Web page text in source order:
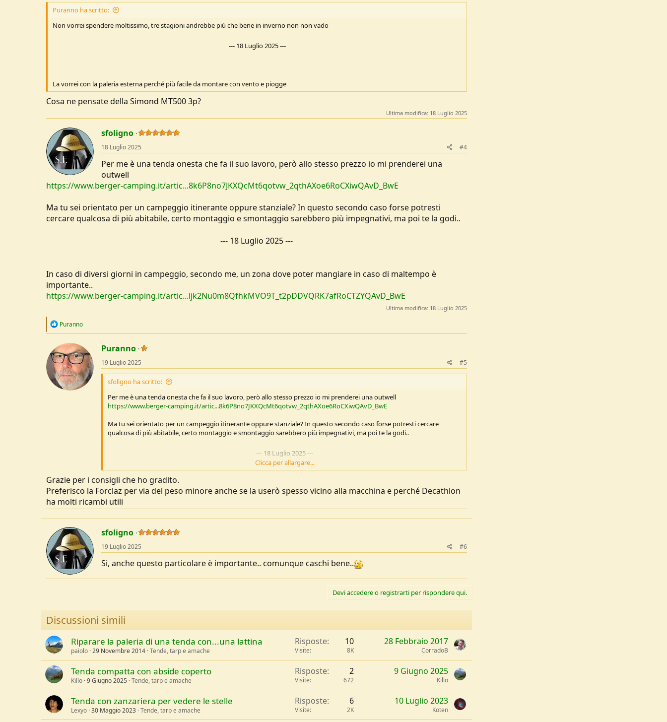
Puranno ha scritto:
Non vorrei spendere moltissimo, tre stagioni andrebbe più che bene in inverno non non vado
--- 18 Luglio 2025---
La vorrei con la paleria esterna perché più facile da montare con vento e piogge
Cosa ne pensate della Simond MT500 3p?
Ultima modifica: 18 Luglio 2025
sfoligno
18 Luglio 2025 #4
Per me è una tenda onesta che fa il suo lavoro, però allo stesso prezzo io mi prenderei una
outwell
https://www.berger-camping.it/artic...8k6P8no7JKXQcMt6qotvw_2qthAXoe6RoCXiwQAvD_BwE
Ma tu sei orientato per un campeggio itinerante oppure stanziale? In questo secondo caso forse potresti
cercare qualcosa di più abitabile, certo montaggio e smontaggio sarebbero più impegnativi, ma poi te la godi..
--- 18 Luglio 2025---
In caso di diversi giorni in campeggio, secondo me, un zona dove poter mangiare in caso di maltempo è
importante..
https://www.berger-camping.it/artic...ljk2Nu0m8QfhkMVO9T_t2pDDVQRK7afRoCTZYQAvD_BwE
Ultima modifica: 18 Luglio 2025
R
c
t
i
o
n
s
Puranno
Puranno
19 Luglio 2025 #5
sfoligno ha scritto:
Per me è una tenda onesta che fa il suo lavoro, però allo stesso prezzo io mi prenderei una outwell
https://www.berger-camping.it/artic...8k6P8no7JKXQcMt6qotvw_2qthAXoe6RoCXiwQAvD_BwE
Ma tu sei orientato per un campeggio itinerante oppure stanziale? In questo secondo caso forse potresti cercare
qualcosa di più abitabile, certo montaggio e smontaggio sarebbero più impegnativi, ma poi te la godi..
--- 18 Luglio 2025---
In caso di diversi giorni in campeggio, secondo me, un zona dove poter mangiare in caso di maltempo è importante..
https://www.berger-camping.it/artic...ljk2Nu0m8QfhkMVO9T_t2pDDVQRK7afRoCTZYQAvD_BwE
Clicca per allargare...
Grazie per i consigli che ho gradito.
Preferisco la Forclaz per via del peso minore anche se la userò spesso vicino alla macchina e perché Decathlon
ha molti ricambi utili
sfoligno
19 Luglio 2025 #6
Si, anche questo particolare è importante.. comunque caschi bene..
Devi accedere o registrarti per rispondere qui.
Discussioni simili
Riparare la paleria di una tenda con...una lattina
paiolo 29 Novembre 2014 Tende, tarp e amache
Risposte 10
Visite 8K
28 Febbraio 2017
CorradoB
Tenda compatta con abside coperto
Killo 9 Giugno 2025 Tende, tarp e amache
Risposte 2
Visite 672
9 Giugno 2025
Killo
Tenda con zanzariera per vedere le stelle
Lexyo 30 Maggio 2023 Tende, tarp e amache
Risposte 6
Visite 2K
10 Luglio 2023
Koten